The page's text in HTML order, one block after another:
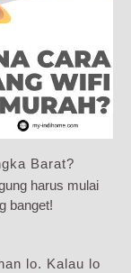
Barat?
harus mulai
banget!
lo. Kalau lo